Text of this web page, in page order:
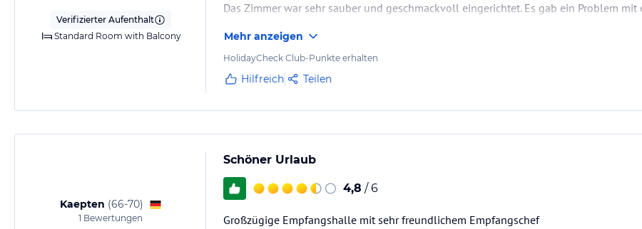
Verifizierter Aufenthalt
Standard Room with Balcony
Das Zimmer war sehr sauber und geschmackvoll eingerichtet. Es gab ein Problem mit
Wetter häufig vorkommt.
Ich hatte Halbpension gebucht. Das Frühstücksbuffet war köstlich und…
Mehr anzeigen
HolidayCheck Club-Punkte erhalten
Hilfreich Teilen
Kaepten (66-70)
1 Bewertungen
Schöner Urlaub
4,8 / 6
Großzügige Empfangshalle mit sehr freundlichem Empfangschef